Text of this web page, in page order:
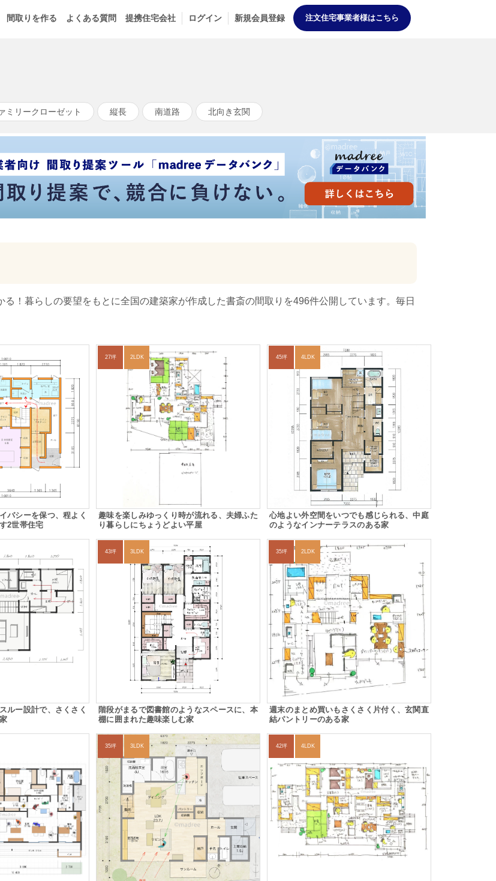
間取りを作る よくある質問 提携住宅会社 ログイン 新規会員登録 注文住宅事業者様はこちら
ミリークローゼット 縦長 南道路 北向き玄関
る！暮らしの要望をもとに全国の建築家が作成した書斎の間取りを496件公開しています。毎日
バシーを保つ、程よく
2世帯住宅
27坪 2LDK
趣味を楽しみゆっくり時が流れる、夫婦ふた
り暮らしにちょうどよい平屋
45坪 4LDK
心地よい外空間をいつでも感じられる、中庭
のようなインナーテラスのある家
ルー設計で、さくさく
43坪 3LDK
階段がまるで図書館のようなスペースに、本
棚に囲まれた趣味楽しむ家
35坪 2LDK
週末のまとめ買いもさくさく片付く、玄関直
結パントリーのある家
35坪 3LDK 42坪 4LDK